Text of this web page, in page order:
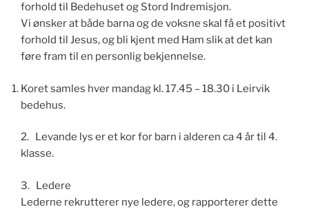
forhold til Bedehuset og Stord Indremisjon.
Vi ønsker at både barna og de voksne skal få et positivt
forhold til Jesus, og bli kjent med Ham slik at det kan
føre fram til en personlig bekjennelse.
Koret samles hver mandag kl. 17.45 – 18.30 i Leirvik
bedehus.
2. Levande lys er et kor for barn i alderen ca 4 år til 4.
klasse.
3. Ledere
Lederne rekrutterer nye ledere, og rapporterer dette